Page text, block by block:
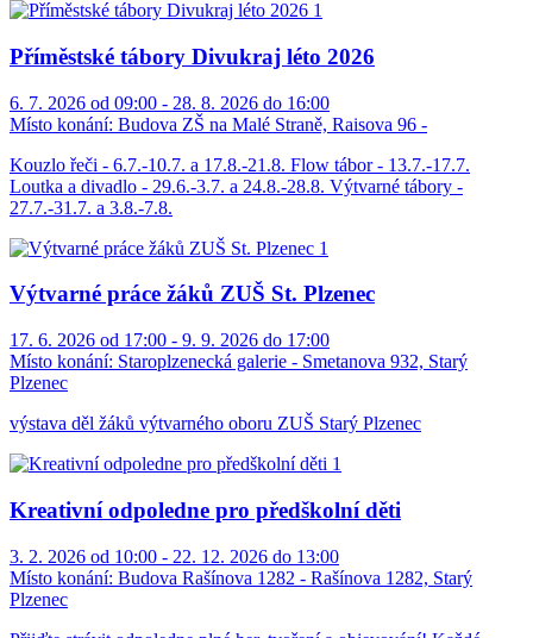
Příměstské tábory Divukraj léto 2026
6. 7. 2026 od 09:00 - 28. 8. 2026 do 16:00
Místo konání: Budova ZŠ na Malé Straně, Raisova 96 -
Kouzlo řeči - 6.7.-10.7. a 17.8.-21.8. Flow tábor - 13.7.-17.7.
Loutka a divadlo - 29.6.-3.7. a 24.8.-28.8. Výtvarné tábory -
27.7.-31.7. a 3.8.-7.8.
Výtvarné práce žáků ZUŠ St. Plzenec
17. 6. 2026 od 17:00 - 9. 9. 2026 do 17:00
Místo konání: Staroplzenecká galerie - Smetanova 932, Starý
Plzenec
výstava děl žáků výtvarného oboru ZUŠ Starý Plzenec
Kreativní odpoledne pro předškolní děti
3. 2. 2026 od 10:00 - 22. 12. 2026 do 13:00
Místo konání: Budova Rašínova 1282 - Rašínova 1282, Starý
Plzenec